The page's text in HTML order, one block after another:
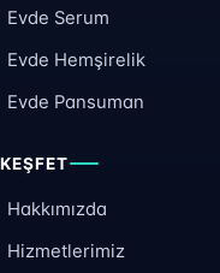
Evde Serum
Evde Hemşirelik
Evde Pansuman
KEŞFET
Hakkımızda
Hizmetlerimiz